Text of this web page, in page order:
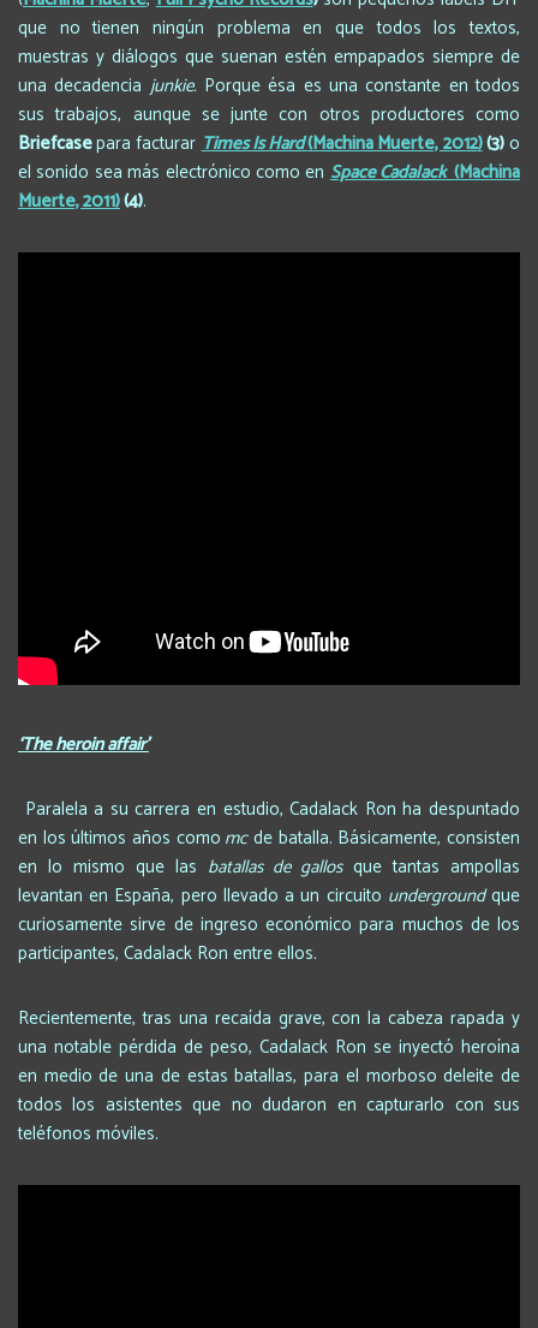
que no tienen ningún problema en que todos los textos,
muestras y diálogos que suenan estén empapados siempre de
una decadenciajunkie. Porque ésa es una constante en todos
sus trabajos, aunque se junte con otros productores como
Briefcasepara facturarTimes Is Hard(Machina Muerte, 2012)(3)o
el sonido sea más electrónico como enSpace Cadalack (Machina
Muerte, 2011)(4).
‘The heroin affair’
Paralela a su carrera en estudio, Cadalack Ron ha despuntado
en los últimos años como mcde batalla. Básicamente, consisten
en lo mismo que las batallas de gallosque tantas ampollas
levantan en España, pero llevado a un circuito undergroundque
curiosamente sirve de ingreso económico para muchos de los
participantes, Cadalack Ron entre ellos.
Recientemente, tras una recaída grave, con la cabeza rapada y
una notable pérdida de peso, Cadalack Ron se inyectó heroína
en medio de una de estas batallas, para el morboso deleite de
todos los asistentes que no dudaron en capturarlo con sus
teléfonos móviles.